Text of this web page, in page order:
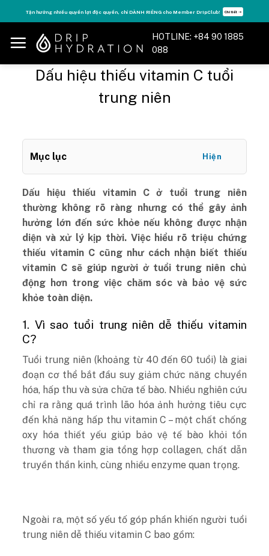
to
content
Tăng năng lượng - sống đỉnh cao với thẻ Vitamin Drip Membership. Xem ngay ➝
HOTLINE: +84 90 1885
088
Dấu hiệu thiếu vitamin C tuổi
trung niên
Mục lục Hiện
Dấu hiệu thiếu vitamin C ở tuổi trung niên
thường không rõ ràng nhưng có thể gây ảnh
hưởng lớn đến sức khỏe nếu không được nhận
diện và xử lý kịp thời. Việc hiểu rõ triệu chứng
thiếu vitamin C cũng như cách nhận biết thiếu
vitamin C sẽ giúp người ở tuổi trung niên chủ
động hơn trong việc chăm sóc và bảo vệ sức
khỏe toàn diện.
1. Vì sao tuổi trung niên dễ thiếu vitamin
C?
Tuổi trung niên (khoảng từ 40 đến 60 tuổi) là giai
đoạn cơ thể bắt đầu suy giảm chức năng chuyển
hóa, hấp thu và sửa chữa tế bào. Nhiều nghiên cứu
chỉ ra rằng quá trình lão hóa ảnh hưởng tiêu cực
đến khả năng hấp thu vitamin C – một chất chống
oxy hóa thiết yếu giúp bảo vệ tế bào khỏi tổn
thương và tham gia tổng hợp collagen, chất dẫn
truyền thần kinh, cùng nhiều enzyme quan trọng.
Ngoài ra, một số yếu tố góp phần khiến người tuổi
trung niên dễ thiếu vitamin C bao gồm: